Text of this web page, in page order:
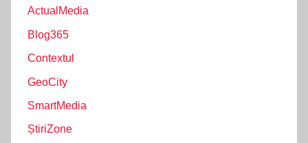
ActualMedia
Blog365
Contextul
GeoCity
SmartMedia
ȘtiriZone